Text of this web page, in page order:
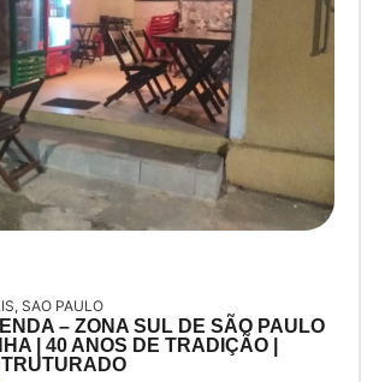
, SAO PAULO
– ZONA SUL DE SÃO PAULO
| 40 ANOS DE TRADIÇÃO |